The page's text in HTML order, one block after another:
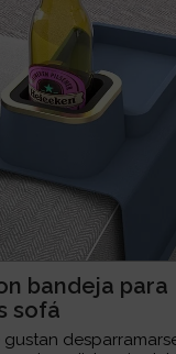
bandeja para
sofá
gustan